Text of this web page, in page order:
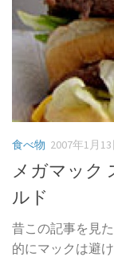
食べ物 2007年1月13
メガマック
ルド
昔この記事を見
的にマックは避け...